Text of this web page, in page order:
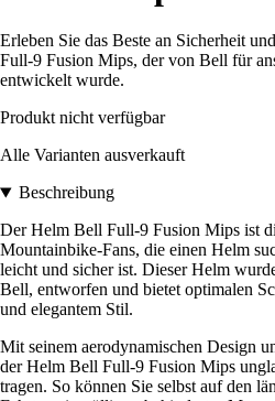
Erleben Sie das Beste an Sicherheit
Full-9 Fusion Mips, der von Bell für
entwickelt wurde.
Produkt nicht verfügbar
Alle Varianten ausverkauft
Beschreibung
Der Helm Bell Full-9 Fusion Mips ist
Mountainbike-Fans, die einen Helm
leicht und sicher ist. Dieser Helm
Bell, entworfen und bietet optimalen
und elegantem Stil.
Mit seinem aerodynamischen Design
der Helm Bell Full-9 Fusion Mips
tragen. So können Sie selbst auf den